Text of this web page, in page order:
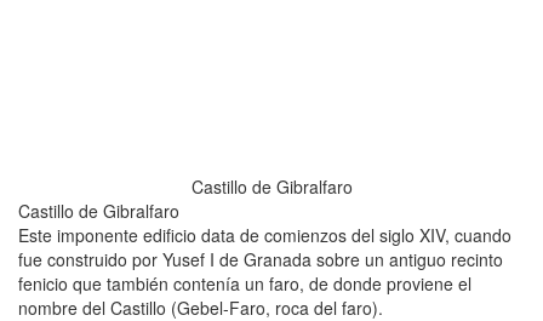
Castillo de Gibralfaro
Castillo de Gibralfaro
Este imponente edificio data de comienzos del siglo XIV, cuando
fue construido por Yusef I de Granada sobre un antiguo recinto
fenicio que también contenía un faro, de donde proviene el
nombre del Castillo (Gebel-Faro, roca del faro).